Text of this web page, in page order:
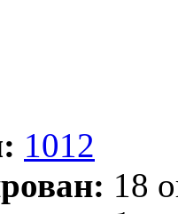
1012
18